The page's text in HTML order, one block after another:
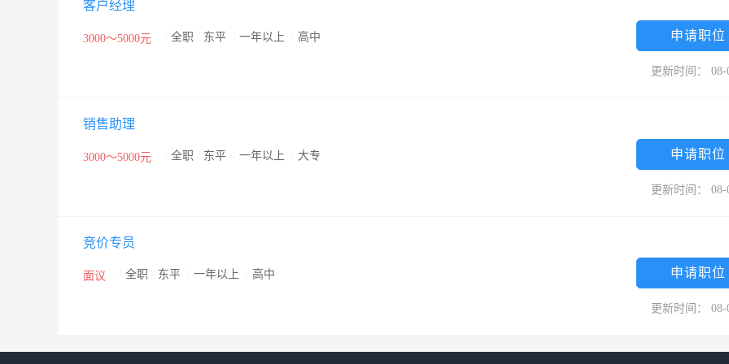
客户经理
3000～5000元 全职 东平 一年以上 高中 申请职位
更新时间： 08-
销售助理
3000～5000元 全职 东平 一年以上 大专 申请职位
更新时间： 08-
竞价专员
面议 全职 东平 一年以上 高中 申请职位
更新时间： 08-